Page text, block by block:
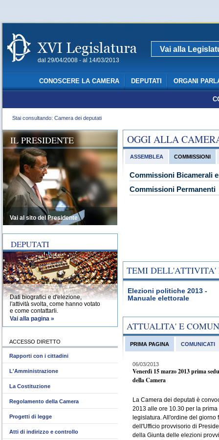
dal 29/04/2008 - al 14/03/2013
Vai alla
CONOSCERE LA CAMERA DEPUTATI ORGANI
Stai consultando: Camera dei deputati
OGGI ALLA
ASSEMBLEA COMMISSIONI
Commissioni Bicamerali
Commissioni Permanenti
TEMI DELL'ATTIVITA'
Elezioni politiche 2013 -
Manuale elettorale
ATTUALITA' E
PRIMA PAGINA
06/03/2013
Venerdì 15 marzo 2013 prima
della Camera
La Camera dei deputati è
2013 alle ore 10.30 per la
legislatura. All'ordine del giorno
dell'Ufficio provvisorio di
della Giunta delle elezioni
COMUNICATI
IL PRESIDENTE
Vai al sito del Presidente
DEPUTATI
Dati biografici e d'elezione,
l'attività svolta, come hanno votato
e come contattarli.
Vai alla pagina »
ACCESSO DIRETTO
Rapporti con i cittadini
L'Amministrazione
La Costituzione
Regolamento della Camera
Progetti di legge
Atti di indirizzo e controllo